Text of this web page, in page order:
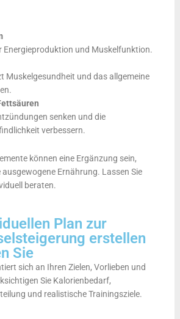
Energieproduktion und Muskelfunktion.
Muskelgesundheit und das allgemeine
senken und die
verbessern.
können eine Ergänzung sein,
ausgewogene Ernährung. Lassen Sie
beraten.
Plan zur
erstellen
Sie
sich an Ihren Zielen, Vorlieben und
Sie Kalorienbedarf,
und realistische Trainingsziele.